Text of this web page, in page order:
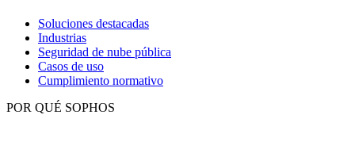
Soluciones destacadas
Industrias
Seguridad de nube pública
Casos de uso
Cumplimiento normativo
POR QUÉ SOPHOS